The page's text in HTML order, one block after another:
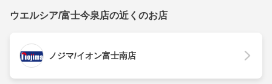
ウエルシア/富士今泉店の近くのお店
ノジマ/イオン富士南店